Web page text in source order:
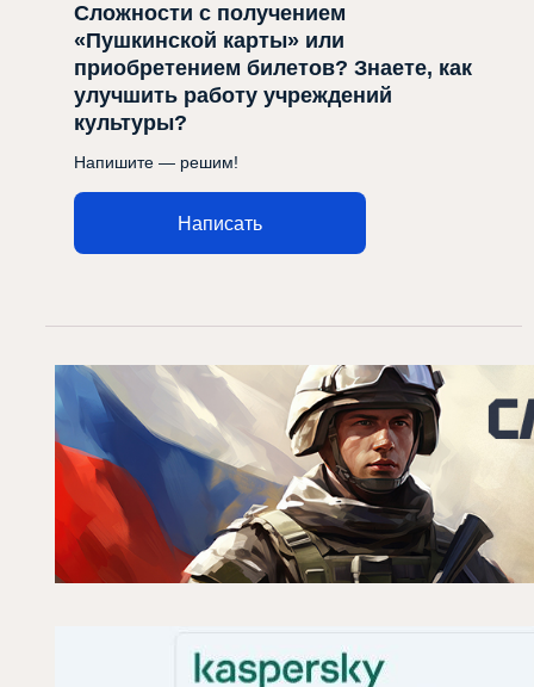
Сложности с получением
«Пушкинской карты» или
приобретением билетов? Знаете, как
улучшить работу учреждений
культуры?
Напишите — решим!
Написать